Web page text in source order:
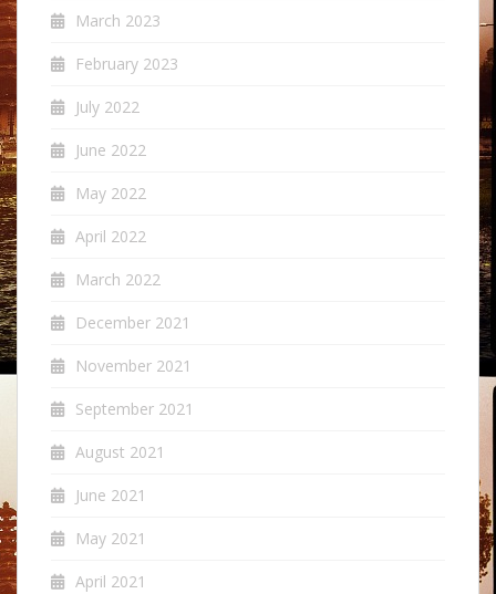
March 2023
February 2023
July 2022
June 2022
May 2022
April 2022
March 2022
December 2021
November 2021
September 2021
August 2021
June 2021
May 2021
April 2021